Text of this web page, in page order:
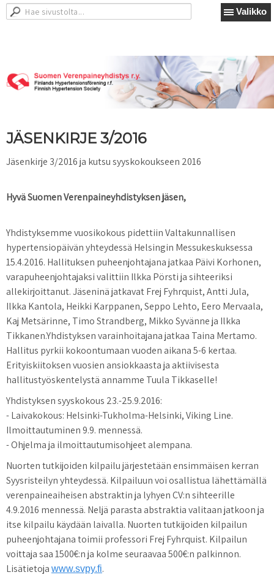
Valikko
JÄSENKIRJE 3/2016
Jäsenkirje 3/2016 ja kutsu syyskokoukseen 2016
Hyvä Suomen Verenpaineyhdistyksen jäsen,
Yhdistyksemme vuosikokous pidettiin Valtakunnallisen
hypertensiopäivän yhteydessä Helsingin Messukeskuksessa
15.4.2016. Hallituksen puheenjohtajana jatkaa Päivi Korhonen,
varapuheenjohtajaksi valittiin Ilkka Pörsti ja sihteeriksi
allekirjoittanut. Jäseninä jatkavat Frej Fyhrquist, Antti Jula,
Ilkka Kantola, Heikki Karppanen, Seppo Lehto, Eero Mervaala,
Kaj Metsärinne, Timo Strandberg, Mikko Syvänne ja Ilkka
Tikkanen.Yhdistyksen varainhoitajana jatkaa Taina Mertamo.
Hallitus pyrkii kokoontumaan vuoden aikana 5-6 kertaa.
Erityiskiitoksen vuosien ansiokkaasta ja aktiivisesta
hallitustyöskentelystä annamme Tuula Tikkaselle!
Yhdistyksen syyskokous 23.-25.9.2016:
- Laivakokous: Helsinki-Tukholma-Helsinki, Viking Line.
Ilmoittautuminen 9.9. mennessä.
- Ohjelma ja ilmoittautumisohjeet alempana.
Nuorten tutkijoiden kilpailu järjestetään ensimmäisen kerran
Syysristeilyn yhteydessä. Kilpailuun voi osallistua lähettämällä
verenpaineaiheisen abstraktin ja lyhyen CV:n sihteerille
4.9.2016 mennessä. Neljä parasta abstraktia valitaan jatkoon ja
itse kilpailu käydään laivalla. Nuorten tutkijoiden kilpailun
puheenjohtajana toimii professori Frej Fyhrquist. Kilpailun
voittaja saa 1500€:n ja kolme seuraavaa 500€:n palkinnon.
Lisätietoja www.svpy.fi.